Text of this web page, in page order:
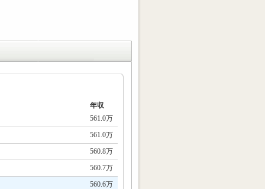
年収
561.0万
561.0万
560.8万
560.7万
560.6万